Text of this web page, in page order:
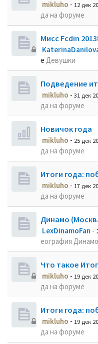
mikluho - 12 дек
да на форуме
Мисс Fcdin 2013!
е Девушки
Подведение
mikluho - 31 дек
да на форуме
Новичок года
mikluho - 25 дек
да на форуме
Итоги года:
mikluho - 17 дек
да на форуме
Динамо
LexDinamoFan -
еография Динамо
Что такое
mikluho - 19 дек
да на форуме
Итоги года:
mikluho - 19 дек
да на форуме